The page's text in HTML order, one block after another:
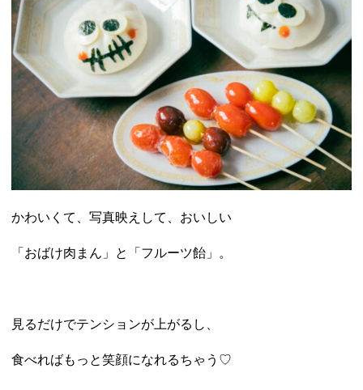
かわいくて、写真映えして、おいしい
「おばけ肉まん」と「フルーツ飴」。
見るだけでテンションが上がるし、
食べればもっと笑顔になれるちゃう♡